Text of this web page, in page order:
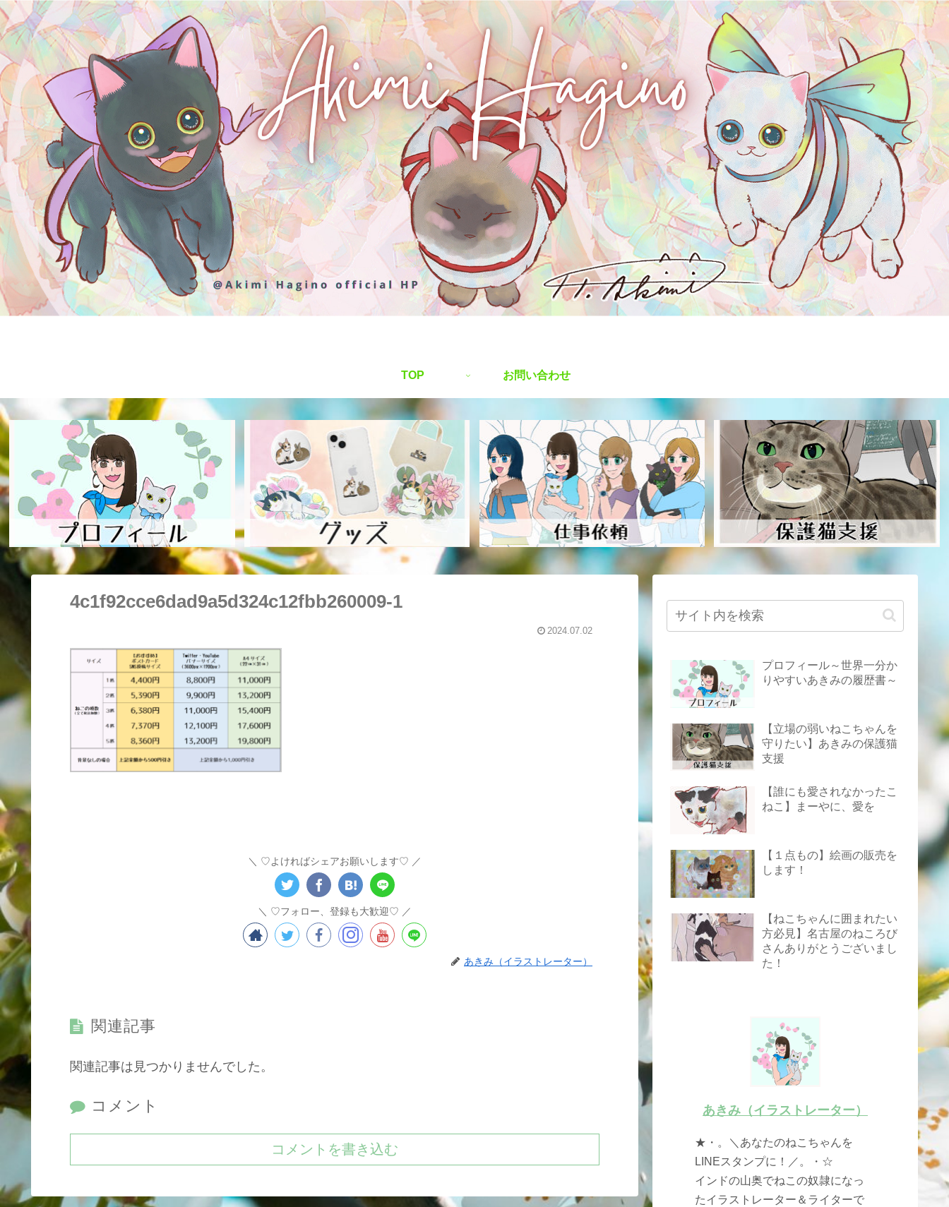
TOP お問い合わせ
4c1f92cce6dad9a5d324c12fbb260009-1
2024.07.02
♡よければシェアお願いします♡
♡フォロー、登録も大歓迎♡
あきみ（イラストレーター）
関連記事
関連記事は見つかりませんでした。
コメント
コメントを書き込む
プロフィール～世界一分か
りやすいあきみの履歴書～
【立場の弱いねこちゃんを
守りたい】あきみの保護猫
支援
【誰にも愛されなかったこ
ねこ】まーやに、愛を
【１点もの】絵画の販売を
します！
【ねこちゃんに囲まれたい
方必見】名古屋のねころび
さんありがとうございまし
た！
あきみ（イラストレーター）
★・。＼あなたのねこちゃんを
LINEスタンプに！／。・☆
インドの山奥でねこの奴隷になっ
たイラストレーター＆ライターで